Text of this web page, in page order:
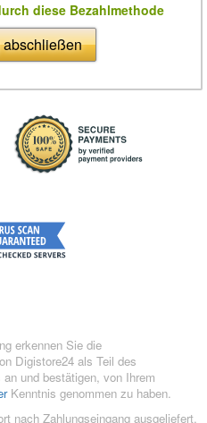
diese Bezahlmethode
erkennen Sie die
Digistore24 als Teil des
und bestätigen, von Ihrem
Kenntnis genommen zu haben.
nach Zahlungseingang ausgeliefert.